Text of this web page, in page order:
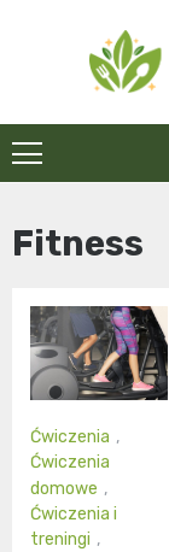
Fitness
Ćwiczenia ,
Ćwiczenia
domowe ,
Ćwiczenia i
treningi ,